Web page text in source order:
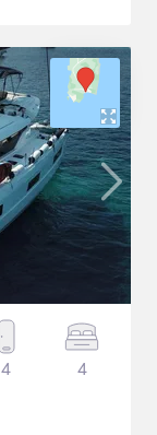
4 4